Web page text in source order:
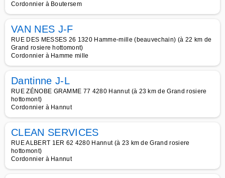
Cordonnier à Boutersem
VAN NES J-F
RUE DES MESSES 26 1320 Hamme-mille (beauvechain) (à 22 km de
Grand rosiere hottomont)
Cordonnier à Hamme mille
Dantinne J-L
RUE ZÉNOBE GRAMME 77 4280 Hannut (à 23 km de Grand rosiere
hottomont)
Cordonnier à Hannut
CLEAN SERVICES
RUE ALBERT 1ER 62 4280 Hannut (à 23 km de Grand rosiere
hottomont)
Cordonnier à Hannut